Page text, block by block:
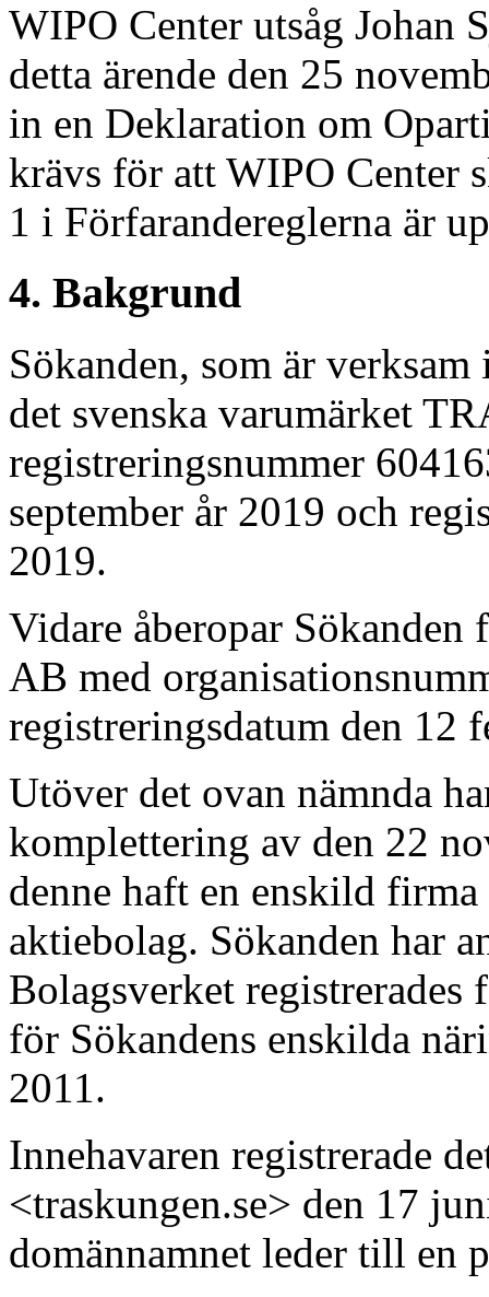
WIPO Center utsåg Johan
detta ärende den 25
in en Deklaration om
krävs för att WIPO Center
1 i Förfarandereglerna är
4. Bakgrund
Sökanden, som är
det svenska varumärket
registreringsnummer
september år 2019 och
2019.
Vidare åberopar
AB med
registreringsdatum den 12
Utöver det ovan nämnda
komplettering av den 22
denne haft en enskild
aktiebolag. Sökanden har
Bolagsverket
för Sökandens enskilda
2011.
Innehavaren registrerade
<traskungen.se> den 17
domännamnet leder till en